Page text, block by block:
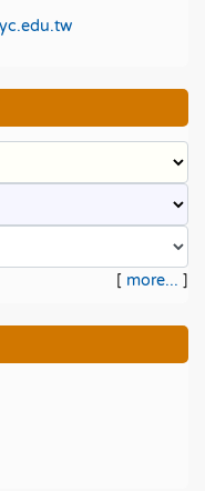
[ more... ]